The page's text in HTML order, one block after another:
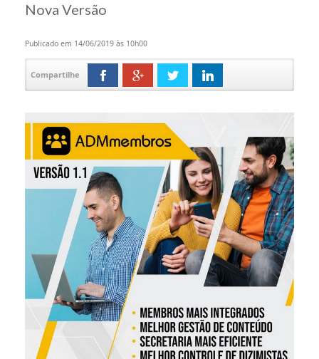
Nova Versão
Publicado em 14/06/2019 às 10h00
Compartilhe